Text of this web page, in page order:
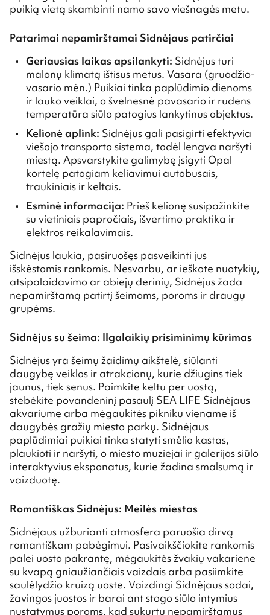
puikią vietą skambinti namo savo viešnagės metu.
Patarimai nepamirštamai Sidnėjaus patirčiai
Geriausias laikas apsilankyti: Sidnėjus turi
malonų klimatą ištisus metus. Vasara (gruodžio-
vasario mėn.) Puikiai tinka paplūdimio dienoms
ir lauko veiklai, o švelnesnė pavasario ir rudens
temperatūra siūlo patogius lankytinus objektus.
Kelionė aplink: Sidnėjus gali pasigirti efektyvia
viešojo transporto sistema, todėl lengva naršyti
miestą. Apsvarstykite galimybę įsigyti Opal
kortelę patogiam keliavimui autobusais,
traukiniais ir keltais.
Esminė informacija: Prieš kelionę susipažinkite
su vietiniais papročiais, išvertimo praktika ir
elektros reikalavimais.
Sidnėjus laukia, pasiruošęs pasveikinti jus
išskėstomis rankomis. Nesvarbu, ar ieškote nuotykių,
atsipalaidavimo ar abiejų derinių, Sidnėjus žada
nepamirštamą patirtį šeimoms, poroms ir draugų
grupėms.
Sidnėjus su šeima: Ilgalaikių prisiminimų kūrimas
Sidnėjus yra šeimų žaidimų aikštelė, siūlanti
daugybę veiklos ir atrakcionų, kurie džiugins tiek
jaunus, tiek senus. Paimkite keltu per uostą,
stebėkite povandeninį pasaulį SEA LIFE Sidnėjaus
akvariume arba mėgaukitės pikniku viename iš
daugybės gražių miesto parkų. Sidnėjaus
paplūdimiai puikiai tinka statyti smėlio kastas,
plaukioti ir naršyti, o miesto muziejai ir galerijos siūlo
interaktyvius eksponatus, kurie žadina smalsumą ir
vaizduotę.
Romantiškas Sidnėjus: Meilės miestas
Sidnėjaus užburianti atmosfera paruošia dirvą
romantiškam pabėgimui. Pasivaikščiokite rankomis
palei uosto pakrantę, mėgaukitės žvakių vakariene
su kvapą gniaužiančiais vaizdais arba pasiimkite
saulėlydžio kruizą uoste. Vaizdingi Sidnėjaus sodai,
žavingos juostos ir barai ant stogo siūlo intymius
nustatymus poroms, kad sukurtų nepamirštamus